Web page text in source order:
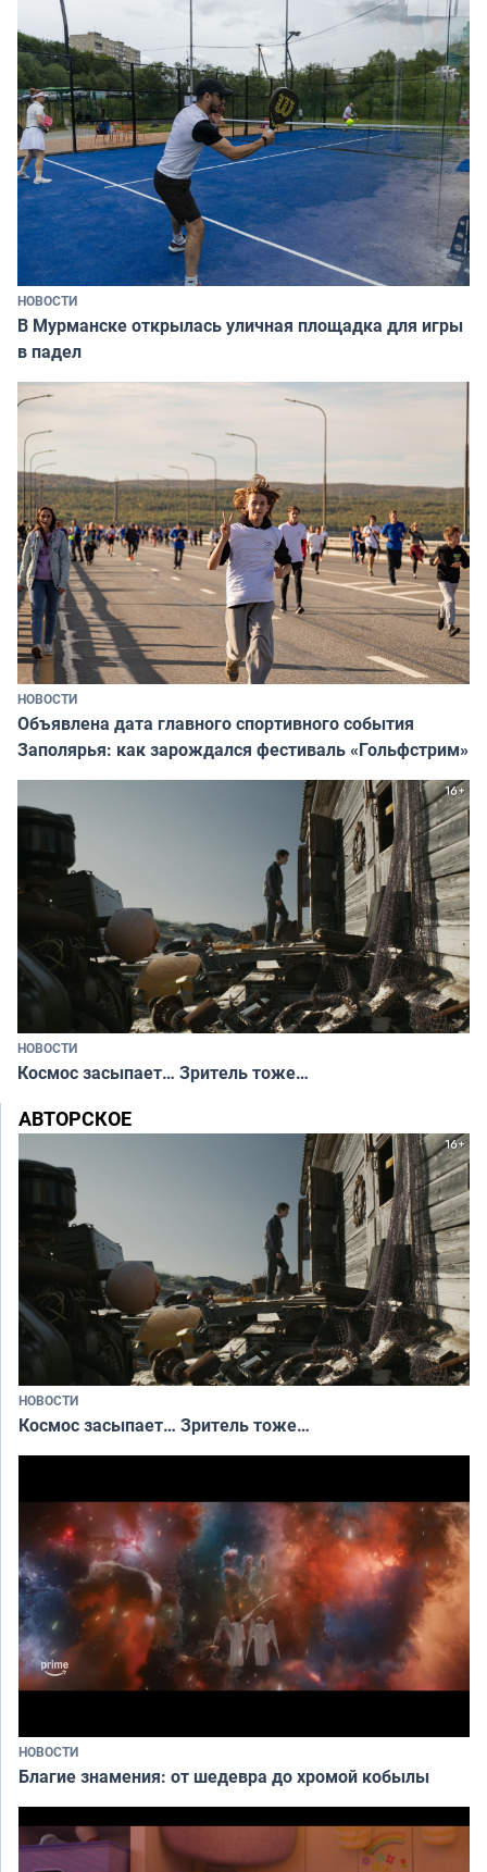
НОВОСТИ
В Мурманске открылась уличная площадка для игры
в падел
НОВОСТИ
Объявлена дата главного спортивного события
Заполярья: как зарождался фестиваль «Гольфстрим»
НОВОСТИ
Космос засыпает… Зритель тоже…
АВТОРСКОЕ
НОВОСТИ
Космос засыпает… Зритель тоже…
НОВОСТИ
Благие знамения: от шедевра до хромой кобылы